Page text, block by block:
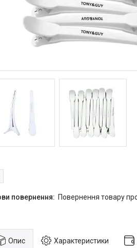
повернення товару
Опис Характеристики